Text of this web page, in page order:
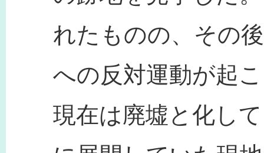
れたものの、その
への反対運動が起
現在は廃墟と化し